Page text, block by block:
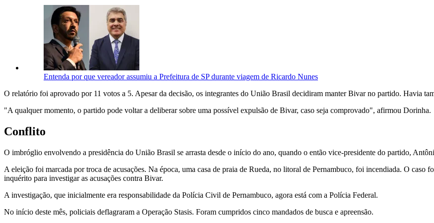
Entenda por que vereador assumiu a Prefeitura de SP durante viagem de Ricardo Nunes
O relatório foi aprovado por 11 votos a 5. Apesar da decisão, os integrantes do União Brasil decidiram manter Bivar no partido. Havia
"A qualquer momento, o partido pode voltar a deliberar sobre uma possível expulsão de Bivar, caso seja comprovado", afirmou Dorinha.
Conflito
O imbróglio envolvendo a presidência do União Brasil se arrasta desde o início do ano, quando o então vice-presidente do partido,
A eleição foi marcada por troca de acusações. Na época, uma casa de praia de Rueda, no litoral de Pernambuco, foi incendiada. O caso
inquérito para investigar as acusações contra Bivar.
A investigação, que inicialmente era responsabilidade da Polícia Civil de Pernambuco, agora está com a Polícia Federal.
No início deste mês, policiais deflagraram a Operação Stasis. Foram cumpridos cinco mandados de busca e apreensão.